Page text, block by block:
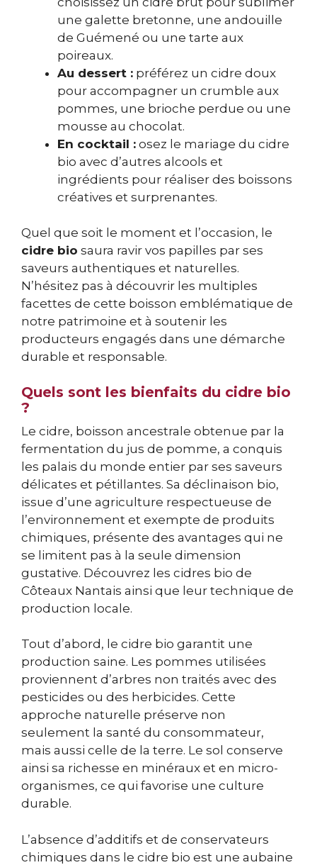
une galette bretonne, une andouille
de Guémené ou une tarte aux
poireaux.
Au dessert : préférez un cidre doux
pour accompagner un crumble aux
pommes, une brioche perdue ou une
mousse au chocolat.
En cocktail : osez le mariage du cidre
bio avec d’autres alcools et
ingrédients pour réaliser des boissons
créatives et surprenantes.
Quel que soit le moment et l’occasion, le
cidre bio saura ravir vos papilles par ses
saveurs authentiques et naturelles.
N’hésitez pas à découvrir les multiples
facettes de cette boisson emblématique de
notre patrimoine et à soutenir les
producteurs engagés dans une démarche
durable et responsable.
Quels sont les bienfaits du cidre bio
?
Le cidre, boisson ancestrale obtenue par la
fermentation du jus de pomme, a conquis
les palais du monde entier par ses saveurs
délicates et pétillantes. Sa déclinaison bio,
issue d’une agriculture respectueuse de
l’environnement et exempte de produits
chimiques, présente des avantages qui ne
se limitent pas à la seule dimension
gustative. Découvrez les cidres bio de
Côteaux Nantais ainsi que leur technique de
production locale.
Tout d’abord, le cidre bio garantit une
production saine. Les pommes utilisées
proviennent d’arbres non traités avec des
pesticides ou des herbicides. Cette
approche naturelle préserve non
seulement la santé du consommateur,
mais aussi celle de la terre. Le sol conserve
ainsi sa richesse en minéraux et en micro-
organismes, ce qui favorise une culture
durable.
L’absence d’additifs et de conservateurs
chimiques dans le cidre bio est une aubaine